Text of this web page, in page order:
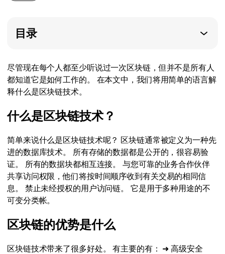
目录
尽管现在每个人都至少听说过一次区块链，但并不是所有人
都知道它是如何工作的。 在本文中，我们将用简单的语言解
释什么是区块链技术。
什么是区块链技术？
简单来说什么是区块链技术呢？ 区块链通常被定义为一种先
进的数据库技术。 所有存储的数据都是公开的，很容易验
证。 所有的数据块都相互连接。 与您可靠的业务合作伙伴
共享访问权限，他们将按时间顺序收到有关交易的相同信
息。 禁止未经授权的用户访问链。 它是用于多种用途的不
可变分类帐。
区块链的优势是什么
区块链技术带来了很多好处。 有主要的有： ➜ 高级安全